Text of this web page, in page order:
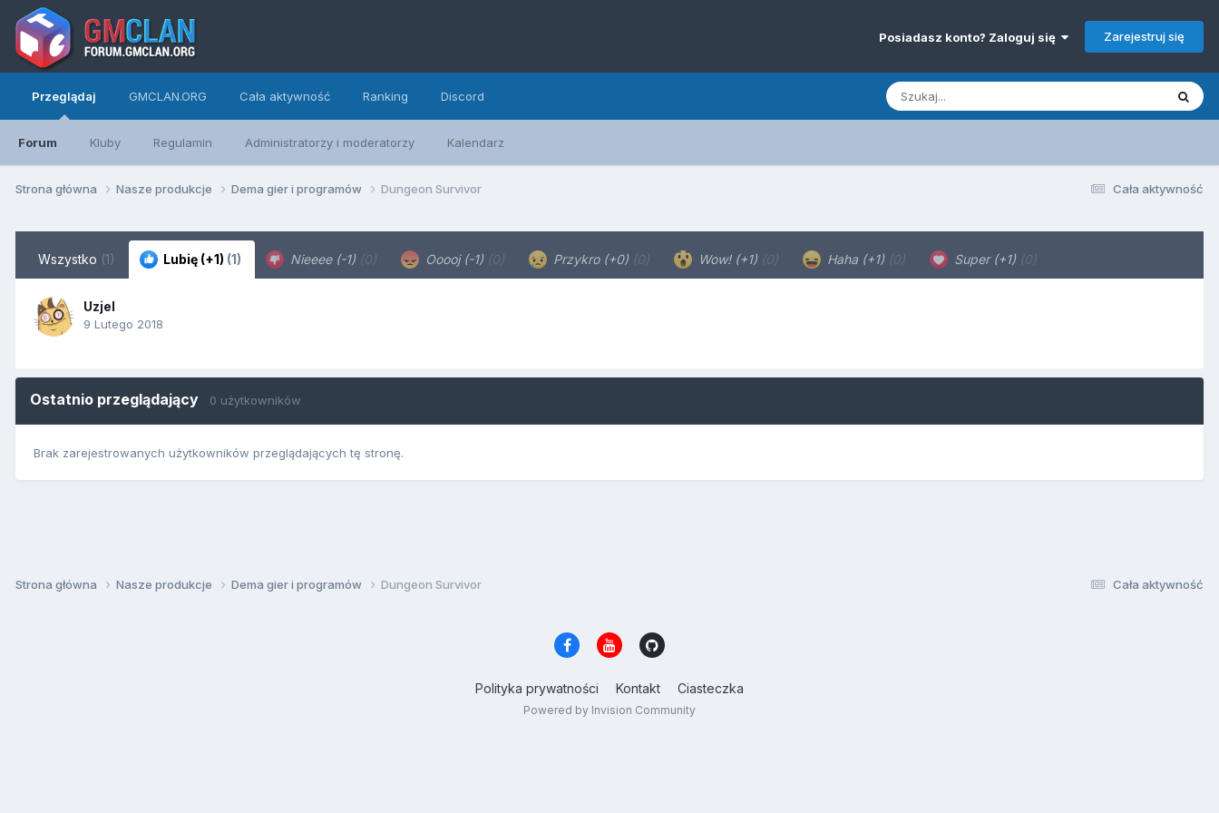
Posiadasz konto? Zaloguj się Zarejestruj się
Przeglądaj
Forum Kluby Regulamin Administratorzy i moderatorzy Kalendarz
GMCLAN.ORG Cała aktywność Ranking Discord
Cała aktywność
Strona główna Nasze produkcje Dema gier i programów Dungeon Survivor
Wszystko (1) Lubię (+1) (1) Nieeee (-1) (0) Ooooj (-1) (0) Przykro (+0) (0) Wow! (+1) (0) Haha (+1) (0) Super (+1) (0)
Uzjel
9 Lutego 2018
Ostatnio przeglądający 0 użytkowników
Brak zarejestrowanych użytkowników przeglądających tę stronę.
Cała aktywność
Strona główna Nasze produkcje Dema gier i programów Dungeon Survivor
Polityka prywatności Kontakt Ciasteczka
Powered by Invision Community